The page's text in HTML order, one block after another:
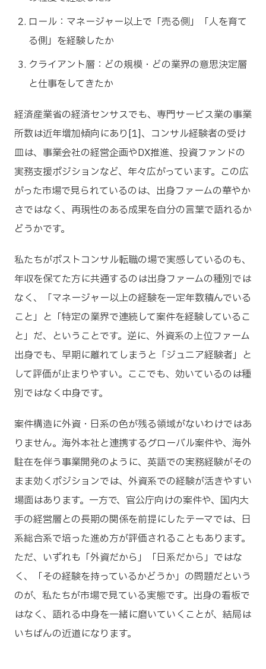
ロール：マネージャー以上で「売る側」「人を育て
る側」を経験したか
クライアント層：どの規模・どの業界の意思決定層
と仕事をしてきたか
経済産業省の経済センサスでも、専門サービス業の事業
所数は近年増加傾向にあり[1]、コンサル経験者の受け
皿は、事業会社の経営企画やDX推進、投資ファンドの
実務支援ポジションなど、年々広がっています。この広
がった市場で見られているのは、出身ファームの華やか
さではなく、再現性のある成果を自分の言葉で語れるか
どうかです。
私たちがポストコンサル転職の場で実感しているのも、
年収を保てた方に共通するのは出身ファームの種別では
なく、「マネージャー以上の経験を一定年数積んでいる
こと」と「特定の業界で連続して案件を経験しているこ
と」だ、ということです。逆に、外資系の上位ファーム
出身でも、早期に離れてしまうと「ジュニア経験者」と
して評価が止まりやすい。ここでも、効いているのは種
別ではなく中身です。
案件構造に外資・日系の色が残る領域がないわけではあ
りません。海外本社と連携するグローバル案件や、海外
駐在を伴う事業開発のように、英語での実務経験がその
まま効くポジションでは、外資系での経験が活きやすい
場面はあります。一方で、官公庁向けの案件や、国内大
手の経営層との長期の関係を前提にしたテーマでは、日
系総合系で培った進め方が評価されることもあります。
ただ、いずれも「外資だから」「日系だから」ではな
く、「その経験を持っているかどうか」の問題だという
のが、私たちが市場で見ている実態です。出身の看板で
はなく、語れる中身を一緒に磨いていくことが、結局は
いちばんの近道になります。